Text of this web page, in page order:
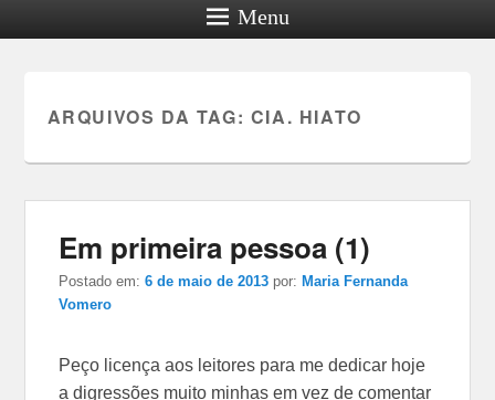
Menu
ARQUIVOS DA TAG: CIA. HIATO
Em primeira pessoa (1)
Postado em:6 de maio de 2013 por:Maria Fernanda
Vomero
Peço licença aos leitores para me dedicar hoje
a digressões muito minhas em vez de comentar